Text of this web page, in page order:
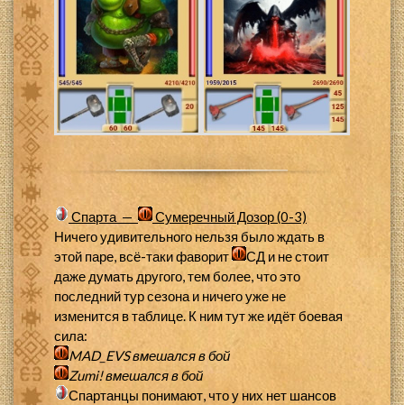
Спарта —
Сумеречный Дозор (0-3)
Ничего удивительного нельзя было ждать в
этой паре, всё-таки фаворит
СД и не стоит
даже думать другого, тем более, что это
последний тур сезона и ничего уже не
изменится в таблице. К ним тут же идёт боевая
сила:
MAD_EVSвмешался в бой
Zumi!вмешался в бой
Спартанцы понимают, что у них нет шансов